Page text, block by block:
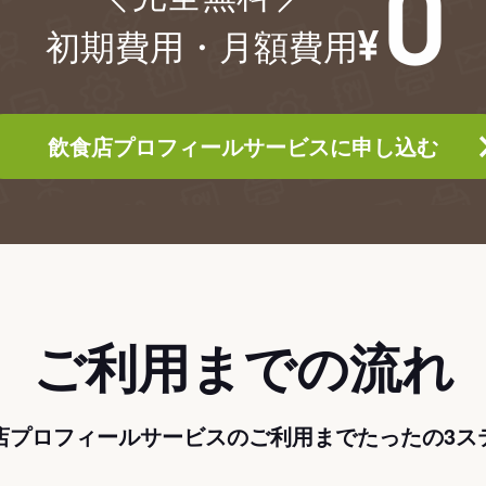
初期費用・月額費用
飲食店プロフィールサービスに申し込む
ご利用までの流れ
プロフィールサービスのご利用までたったの3ス